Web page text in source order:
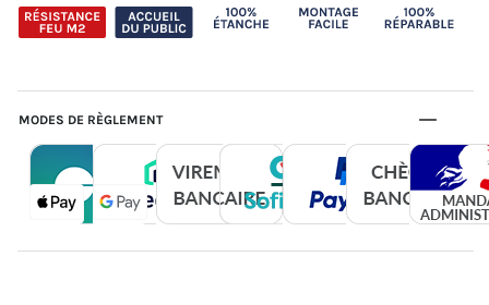
MODES DE RÈGLEMENT